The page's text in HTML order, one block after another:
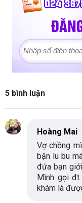
5 bình luận
Hoàng Mai
Vợ chồng
bận lu bu
đứa bạn
Mình gọi
khám là